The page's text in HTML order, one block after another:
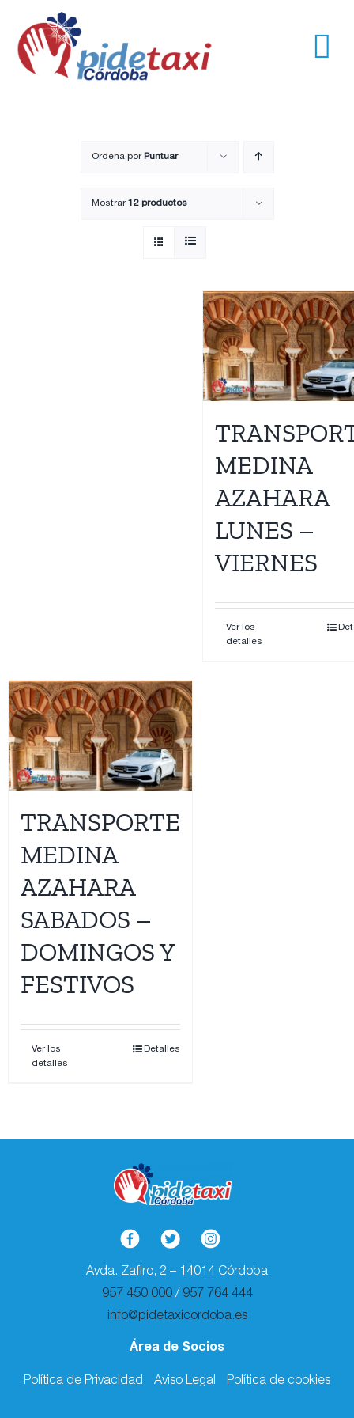
contenido
Ordena por Puntuar
Mostrar12 productos
MEDINA
AZAHARA
LUNES –
VIERNES
Ver los
detalles
TRANSPORTE
MEDINA
AZAHARA
SABADOS –
DOMINGOS Y
FESTIVOS
Ver los
detalles
Detalles
Avda. Zafiro, 2 – 14014 Córdoba
957 450 000/ 957 764 444
info@pidetaxicordoba.es
Área de Socios
Política de Privacidad Aviso Legal Política de cookies